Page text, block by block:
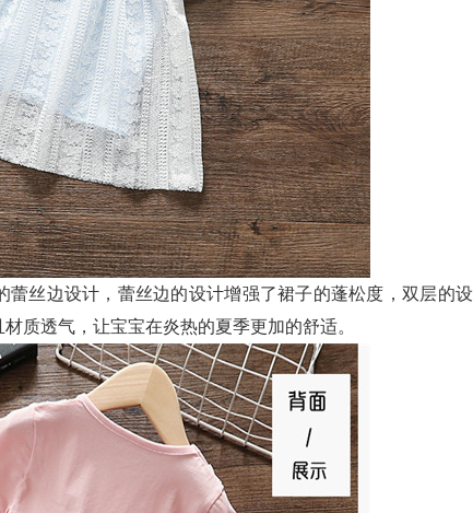
丝边设计，蕾丝边的设计增强了裙子的蓬松度，双层的设
质透气，让宝宝在炎热的夏季更加的舒适。